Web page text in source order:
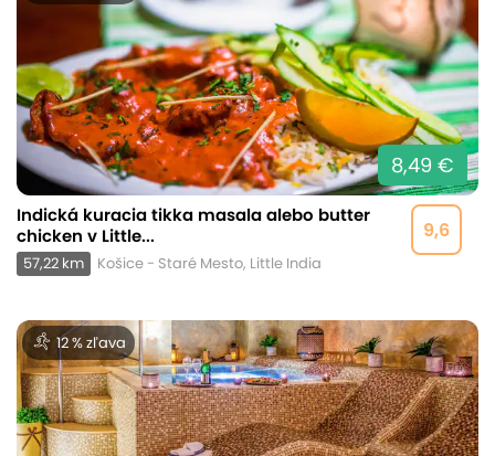
8,49 €
9,6
Indická kuracia tikka masala alebo butter
chicken v Little...
57,22 km Košice - Staré Mesto, Little India
12 % zľava